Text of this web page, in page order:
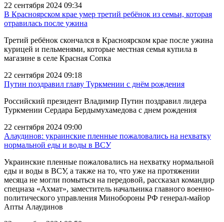
22 сентября 2024 09:34
В Красноярском крае умер третий ребёнок из семьи, которая
отравилась после ужина
Третий ребёнок скончался в Красноярском крае после ужина
курицей и пельменями, которые местная семья купила в
магазине в селе Красная Сопка
22 сентября 2024 09:18
Путин поздравил главу Туркмении с днём рождения
Российский президент Владимир Путин поздравил лидера
Туркмении Сердара Бердымухамедова с днем рождения
22 сентября 2024 09:00
Алаудинов: украинские пленные пожаловались на нехватку
нормальной еды и воды в ВСУ
Украинские пленные пожаловались на нехватку нормальной
еды и воды в ВСУ, а также на то, что уже на протяжении
месяца не могли помыться на передовой, рассказал командир
спецназа «Ахмат», заместитель начальника главного военно-
политического управления Минобороны РФ генерал-майор
Апты Алаудинов